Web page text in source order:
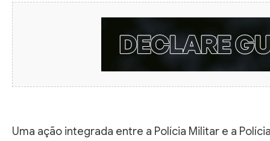
Uma ação integrada entre a Polícia Militar e a